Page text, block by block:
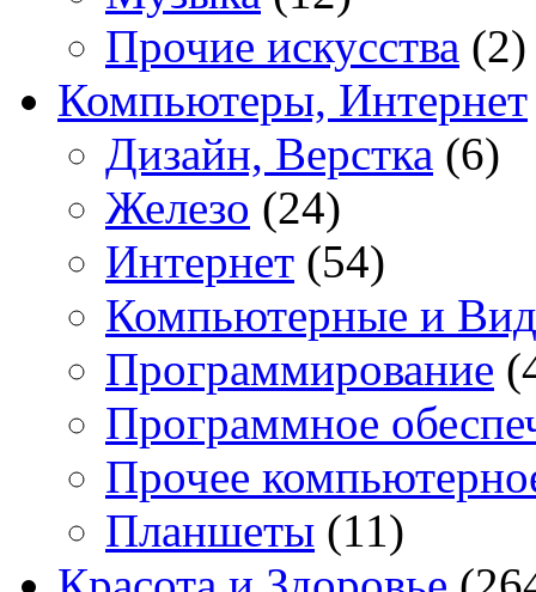
Прочие искусства (2)
Компьютеры, Интернет
Дизайн, Верстка (6)
Железо (24)
Интернет (54)
Компьютерные и
Программирование
Программное
Прочее
Планшеты (11)